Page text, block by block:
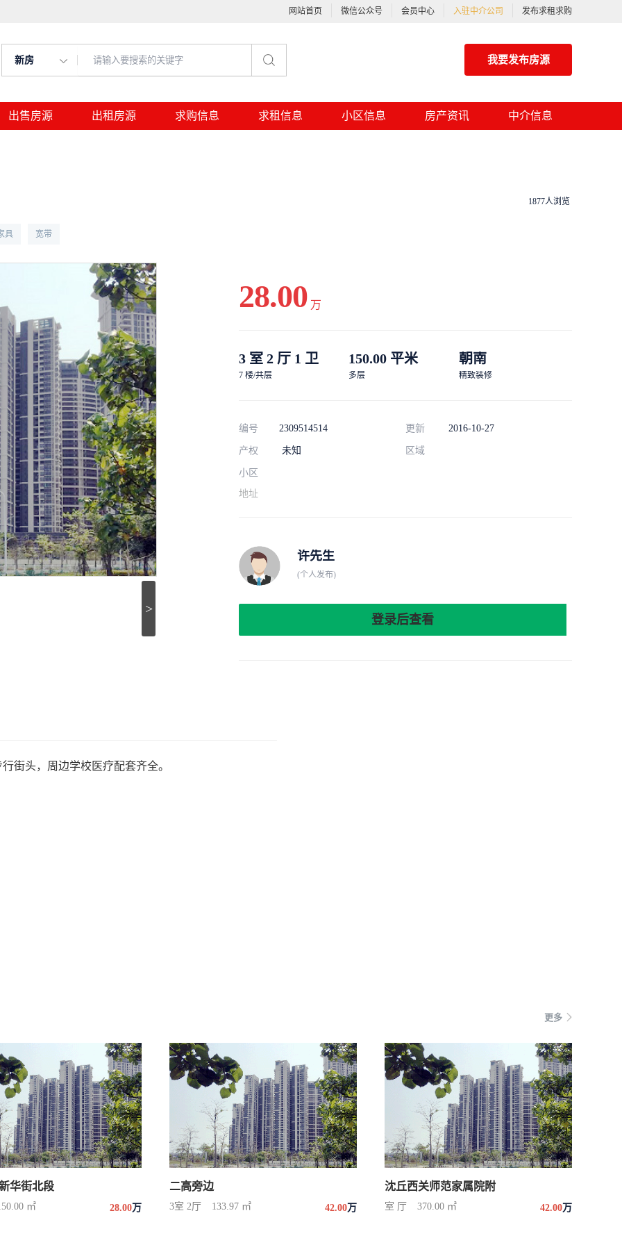
网站首页 微信公众号 会员中心 入驻中介公司 发布求租求购
新房 我要发布房源
出售房源 出租房源 求购信息 求租信息 小区信息 房产资讯 中介信息
具 宽带
1877人浏览
>
28.00 万
3 室 2 厅 1 卫
7 楼/共层
150.00 平米
多层
朝南
精致装修
编号 2309514514 更新 2016-10-27
产权 未知 区域
小区
地址
许先生
(个人发布)
登录后查看
街头，周边学校医疗配套齐全。
更多
华街北段
㎡ 28.00万
二高旁边
3室 2厅 133.97 ㎡ 42.00万
沈丘西关师范家属院附
室 厅 370.00 ㎡ 42.00万